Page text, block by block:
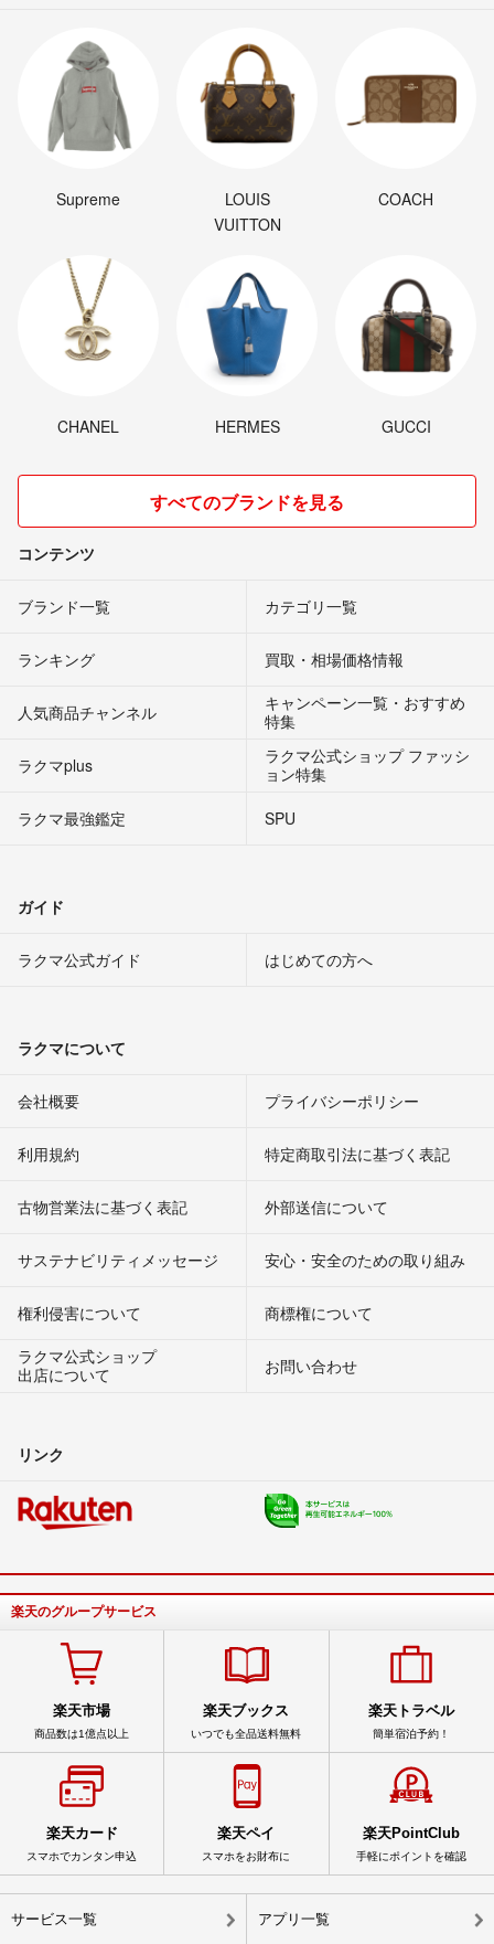
Supreme
LOUIS
VUITTON
COACH
CHANEL HERMES GUCCI
すべてのブランドを見る
コンテンツ
ブランド一覧 カテゴリ一覧
ランキング 買取・相場価格情報
人気商品チャンネル
キャンペーン一覧・おすすめ
特集
ラクマplus
ラクマ公式ショップ ファッシ
ョン特集
ラクマ最強鑑定
SPU
ガイド
ラクマ公式ガイド はじめての方へ
ラクマについて
会社概要 プライバシーポリシー
利用規約 特定商取引法に基づく表記
古物営業法に基づく表記 外部送信について
サステナビリティメッセージ 安心・安全のための取り組み
権利侵害について
商標権について
ラクマ公式ショップ
出店について
お問い合わせ
リンク
楽天のグループサービス
楽天市場
商品数は1億点以上
楽天ブックス
いつでも全品送料無料
楽天トラベル
簡単宿泊予約！
楽天カード
スマホでカンタン申込
楽天ペイ
スマホをお財布に
楽天PointClub
手軽にポイントを確認
サービス一覧 アプリ一覧